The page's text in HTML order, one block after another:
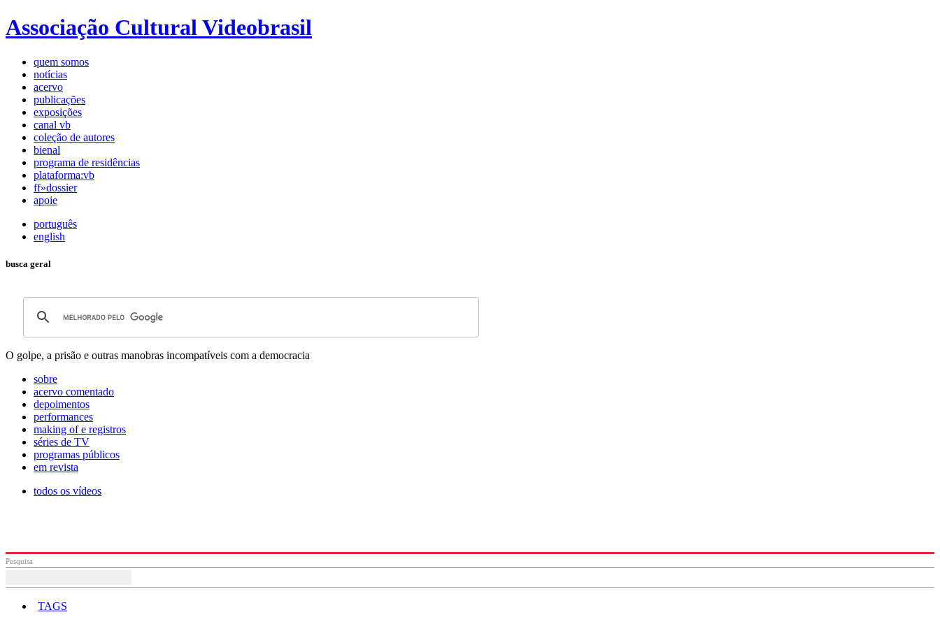
Associação Cultural Videobrasil
quem somos
notícias
acervo
publicações
exposições
canal vb
coleção de autores
bienal
programa de residências
plataforma:vb
ff»dossier
apoie
português
english
busca geral
O golpe, a prisão e outras manobras incompatíveis com a democracia
sobre
acervo comentado
depoimentos
performances
making of e registros
séries de TV
programas públicos
em revista
todos os vídeos
Pesquisa
TAGS